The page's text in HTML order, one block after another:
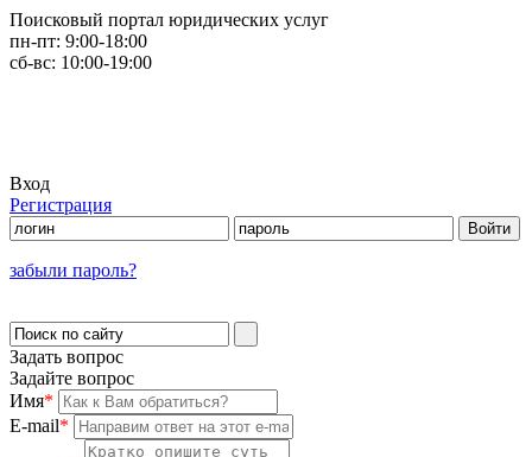
Поисковый портал юридических услуг
пн-пт: 9:00-18:00
сб-вс: 10:00-19:00
Вход
Регистрация
забыли пароль?
Задать вопрос
Задайте вопрос
Имя*
E-mail*